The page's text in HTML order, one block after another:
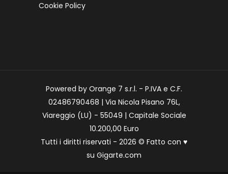
Cookie Policy
Powered by Orange 7 s.r.l. - P.IVA e C.F.
02486790468 | Via Nicola Pisano 76L,
Viareggio (LU) - 55049 | Capitale Sociale
10.200,00 Euro
Tutti i diritti riservati - 2026 © Fatto con ♥
su Gigarte.com